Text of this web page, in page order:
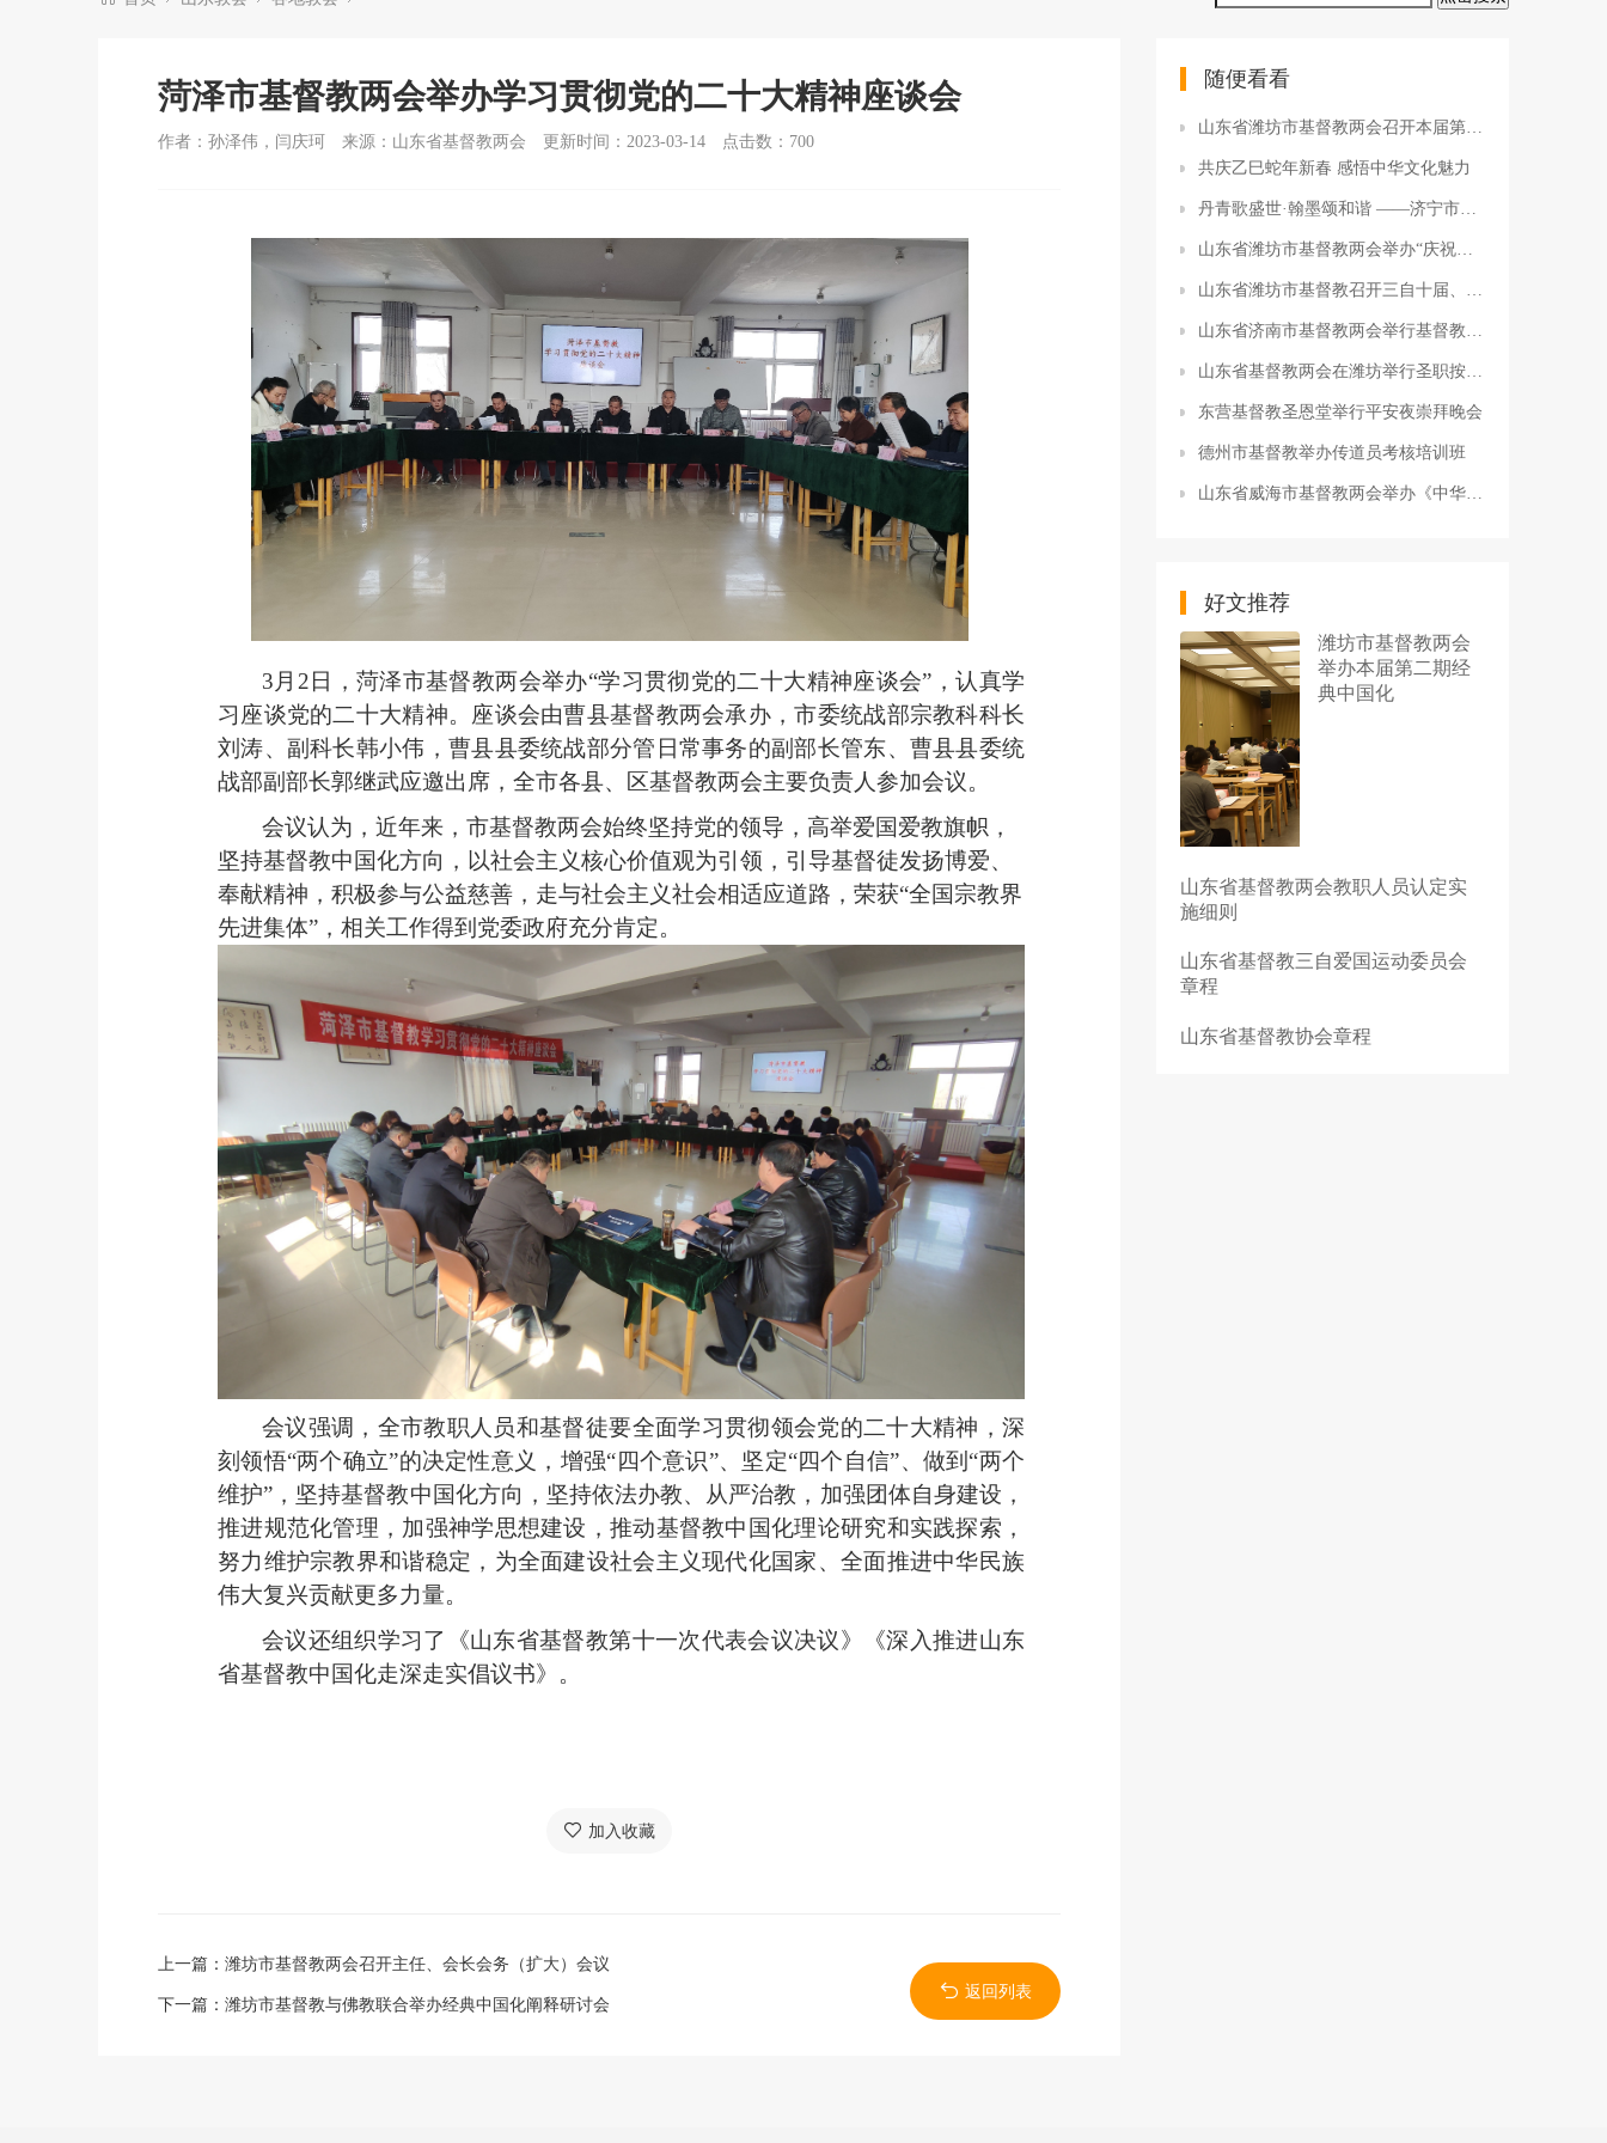
菏泽市基督教两会举办学习贯彻党的二十大精神座谈会
作者：孙泽伟，闫庆珂 来源：山东省基督教两会 更新时间：2023-03-14 点击数： 700
3月2日，菏泽市基督教两会举办“学习贯彻党的二十大精神座谈会”，认真学
习座谈党的二十大精神。座谈会由曹县基督教两会承办，市委统战部宗教科科长
刘涛、 副科长韩小伟，曹县县委统战部分管日常事务的副部长管东、曹县县委统
战部副部长郭继武应邀出席，全市各县、区基督教两会主要负责人参加会议。
会议认为，近年来，市基督教两会始终坚持党的领导，高举爱国爱教旗帜，
坚持基督教中国化方向，以社会主义核心价值观为引领，引导基督徒发扬博爱、
奉献精神，积极参与公益慈善，走与社会主义社会相适应道路，荣获“全国宗教界
先进集体”，相关工作得到党委政府充分肯定。
会议强调，全市教职人员和基督徒要全面学习贯彻领会党的二十大精神，深
刻领悟“两个确立”的决定性意义，增强“四个意识”、坚定“四个自信”、做到“两个
维护”，坚持基督教中国化方向，坚持依法办教、从严治教，加强团体自身建设，
推进规范化管理，加强神学思想建设，推动基督教中国化理论研究和实践探索，
努力维护宗教界和谐稳定，为全面建设社会主义现代化国家、全面推进中华民族
伟大复兴贡献更多力量。
会议还组织学习了《山东省基督教第十一次代表会议决议》
《深入推进山东
省基督教中国化走深走实倡议书》。
加入收藏
上一篇： 潍坊市基督教两会召开主任、会长会务（扩大）会议
下一篇： 潍坊市基督教与佛教联合举办经典中国化阐释研讨会
返回列表
随便看看
山东省潍坊市基督教两会召开本届第六次主任、会长会务（扩大）会议
共庆乙巳蛇年新春 感悟中华文化魅力
丹青歌盛世·翰墨颂和谐 ——济宁市天主教爱国会、市基督教两会举行“贯彻全国两会精神”书画交流笔会活动
山东省潍坊市基督教两会举办“庆祝中国共产党成立100周年”歌咏会、书画展、普法基地启动仪式
山东省潍坊市基督教召开三自十届、协会七届第三次全体委员会议
山东省济南市基督教两会举行基督教中国化专题讲座
山东省基督教两会在潍坊举行圣职按立典礼
东营基督教圣恩堂举行平安夜崇拜晚会
德州市基督教举办传道员考核培训班
山东省威海市基督教两会举办《中华人民共和国民法典》专题讲座
好文推荐
潍坊市基督教两会
举办本届第二期经
典中国化
山东省基督教两会教职人员认定实
施细则
山东省基督教三自爱国运动委员会
章程
山东省基督教协会章程